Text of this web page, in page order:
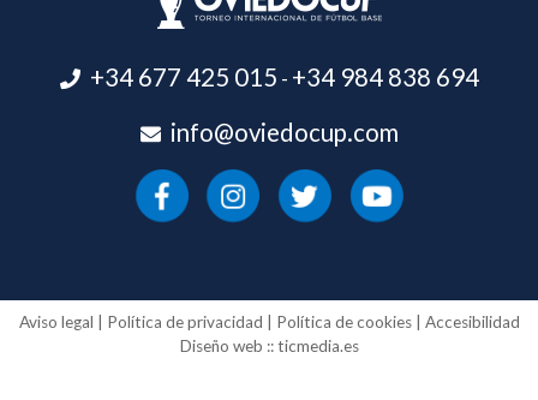
+34 677 425 015 - +34 984 838 694
info@oviedocup.com
Aviso legal Política de privacidad Política de cookies| Accesibilidad
Diseño web ::ticmedia.es